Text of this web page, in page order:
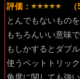
評価：
（
とんでもないもの
もちろんいい意味で
もしかするとダブ
使うペットトリッ
角度に関しても強